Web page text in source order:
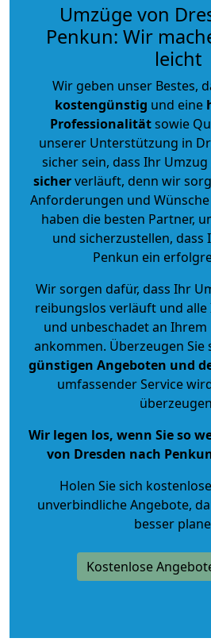
Umzüge von
Penkun: Wir
leicht
Wir geben unser Bestes,
kostengünstig und eine
Professionalitätsowie
unserer Unterstützung in
sicher sein, dass Ihr Umzug
sicherverläuft, denn wir
Anforderungen und
haben die besten Partner,
und sicherzustellen, dass
Penkun ein
Wir sorgen dafür, dass Ihr
reibungslos verläuft und alle
und unbeschadet an
ankommen. Überzeugen Sie
günstigen Angeboten und
umfassender Service
Wir legen los, wenn Sie so
von Dresden nach
Holen Sie sich
unverbindliche Angebote,
besser
Kostenlose